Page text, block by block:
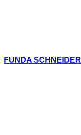
FUNDA SCHNEIDER